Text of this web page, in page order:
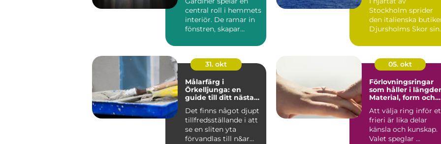
hem
central roll i hemmets
interiör. De ramar in
fönstren, skapar
Stockholm sprider
den italienska
Djursholms Skor sin
31. okt
Målarfärg i
Örkelljunga: en
guide till ditt nästa
Det finns något djupt
tillfredsställande i att
se en sliten yta
förvandlas till n&ar...
05. okt
Förlovningsringar
som håller i
Material, form och
Att välja ring inför
frieri är lika delar
känsla och kunskap.
Valet speglar ...